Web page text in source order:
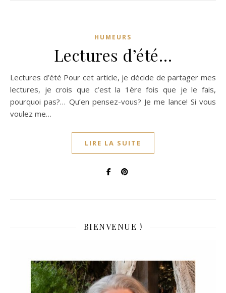
HUMEURS
Lectures d’été…
Lectures d’été Pour cet article, je décide de partager mes
lectures, je crois que c’est la 1ère fois que je le fais,
pourquoi pas?… Qu’en pensez-vous? Je me lance! Si vous
voulez me…
LIRE LA SUITE
BIENVENUE !